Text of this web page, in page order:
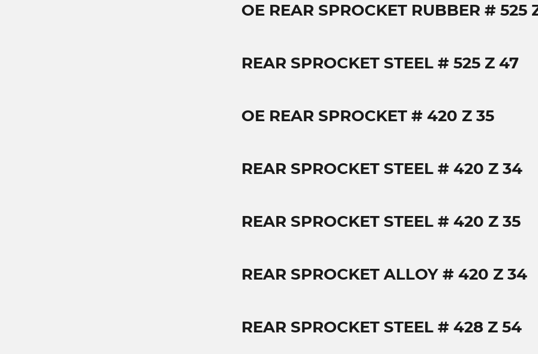
OE REAR SPROCKET RUBBER # 525
REAR SPROCKET STEEL # 525 Z 47
OE REAR SPROCKET # 420 Z 35
REAR SPROCKET STEEL # 420 Z 34
REAR SPROCKET STEEL # 420 Z 35
REAR SPROCKET ALLOY # 420 Z 34
REAR SPROCKET STEEL # 428 Z 54